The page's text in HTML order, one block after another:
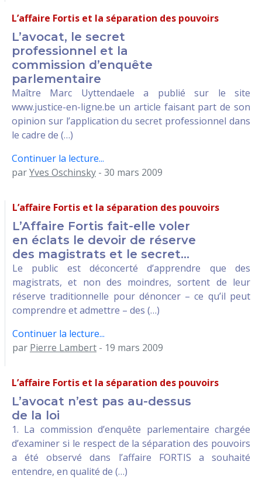
L’affaire Fortis et la séparation des pouvoirs
L’avocat, le secret
professionnel et la
commission d’enquête
parlementaire
Maître Marc Uyttendaele a publié sur le site
www.justice-en-ligne.be un article faisant part de son
opinion sur l’application du secret professionnel dans
le cadre de (…)
Continuer la lecture...
parYves Oschinsky - 30 mars 2009
L’affaire Fortis et la séparation des pouvoirs
L’Affaire Fortis fait-elle voler
en éclats le devoir de réserve
des magistrats et le secret...
Le public est déconcerté d’apprendre que des
magistrats, et non des moindres, sortent de leur
réserve traditionnelle pour dénoncer – ce qu’il peut
comprendre et admettre – des (…)
Continuer la lecture...
par Pierre Lambert - 19 mars 2009
L’affaire Fortis et la séparation des pouvoirs
L’avocat n’est pas au-dessus
de la loi
1. La commission d’enquête parlementaire chargée
d’examiner si le respect de la séparation des pouvoirs
a été observé dans l’affaire FORTIS a souhaité
entendre, en qualité de (…)